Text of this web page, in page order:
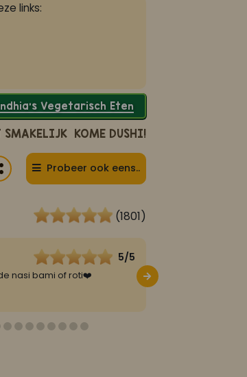
links:
Vegetarisch Eten
SMAKELIJK KOME DUSHI!
Probeer ook eens..
(1801)
5/5
nasi bami of roti❤️ De beste nasi is